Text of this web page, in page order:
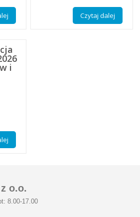
Czytaj dalej
i
o.o.
8.00-17.00